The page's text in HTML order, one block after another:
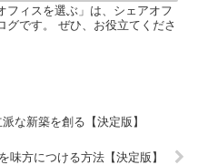
フィスを選ぶ」は、シェアオフ
グです。 ぜひ、お役立てくださ
な新築を創る【決定版】
味方につける方法【決定版】